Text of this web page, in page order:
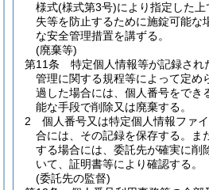
様式(様式第3号)により指定した
失等を防止するために施錠可能な
な安全管理措置を講ずる。
(廃棄等)
第11条
特定個人情報等が記録さ
管理に関する規程等によって定め
過した場合には、個人番号をでき
能な手段で削除又は廃棄する。
2
個人番号又は特定個人情報ファ
合には、その記録を保存する。
ま
する場合には、委託先が確実に削
いて、証明書等により確認する。
(委託先の監督)